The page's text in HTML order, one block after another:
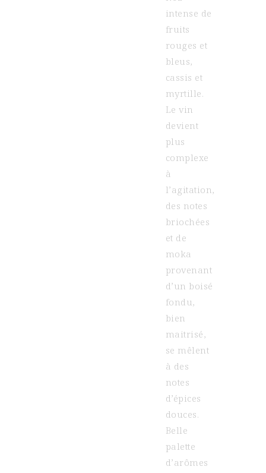
intense de
fruits
rouges et
bleus,
cassis et
myrtille.
Le vin
devient
plus
complexe
à
l’agitation,
des notes
briochées
et de
moka
provenant
d’un boisé
fondu,
bien
maitrisé,
se mêlent
à des
notes
d’épices
douces.
Belle
palette
d’arômes